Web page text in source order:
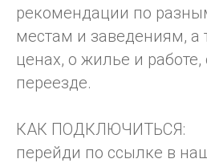
рекомендации по
местам и заведениям, а
ценах, о жилье и работе,
переезде.
КАК ПОДКЛЮЧИТЬСЯ:
перейди по ссылке в